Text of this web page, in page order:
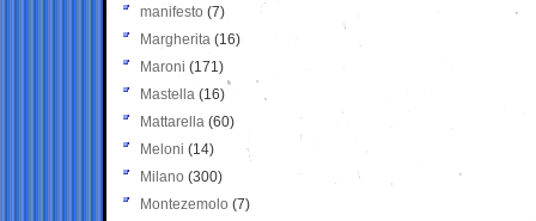
manifesto (7)
Margherita (16)
Maroni (171)
Mastella (16)
Mattarella (60)
Meloni (14)
Milano (300)
Montezemolo (7)